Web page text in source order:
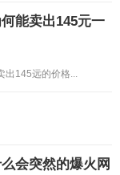
能卖出145元一
出145远的价格...
会突然的爆火网